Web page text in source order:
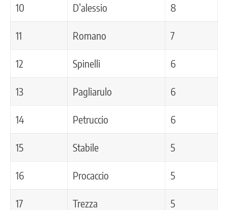
10 D’alessio 8
11 Romano 7
12 Spinelli 6
13 Pagliarulo 6
14 Petruccio 6
15 Stabile 5
16 Procaccio 5
17 Trezza 5